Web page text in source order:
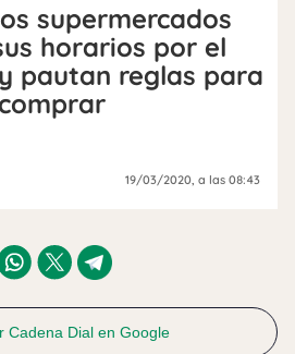
supermercados
horarios por el
pautan reglas para
19/03/2020 , a las 08:43
Cadena Dial en Google